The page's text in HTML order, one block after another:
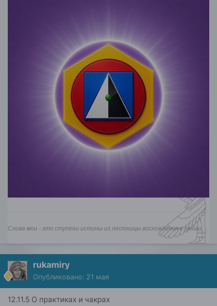
Слова мои - это ступени истины из лестницы восхождения к любви...
rukamiry
Опубликовано: 21 мая
12.11.5 О практиках и чакрах